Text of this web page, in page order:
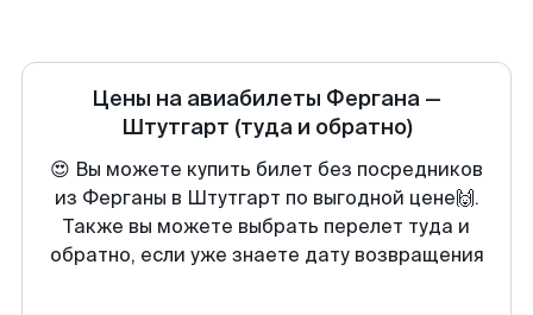
Цены на авиабилеты Фергана —
Штутгарт (туда и обратно)
😍 Вы можете купить билет без посредников
из Ферганы в Штутгарт по выгодной цене🙌.
Также вы можете выбрать перелет туда и
обратно, если уже знаете дату возвращения